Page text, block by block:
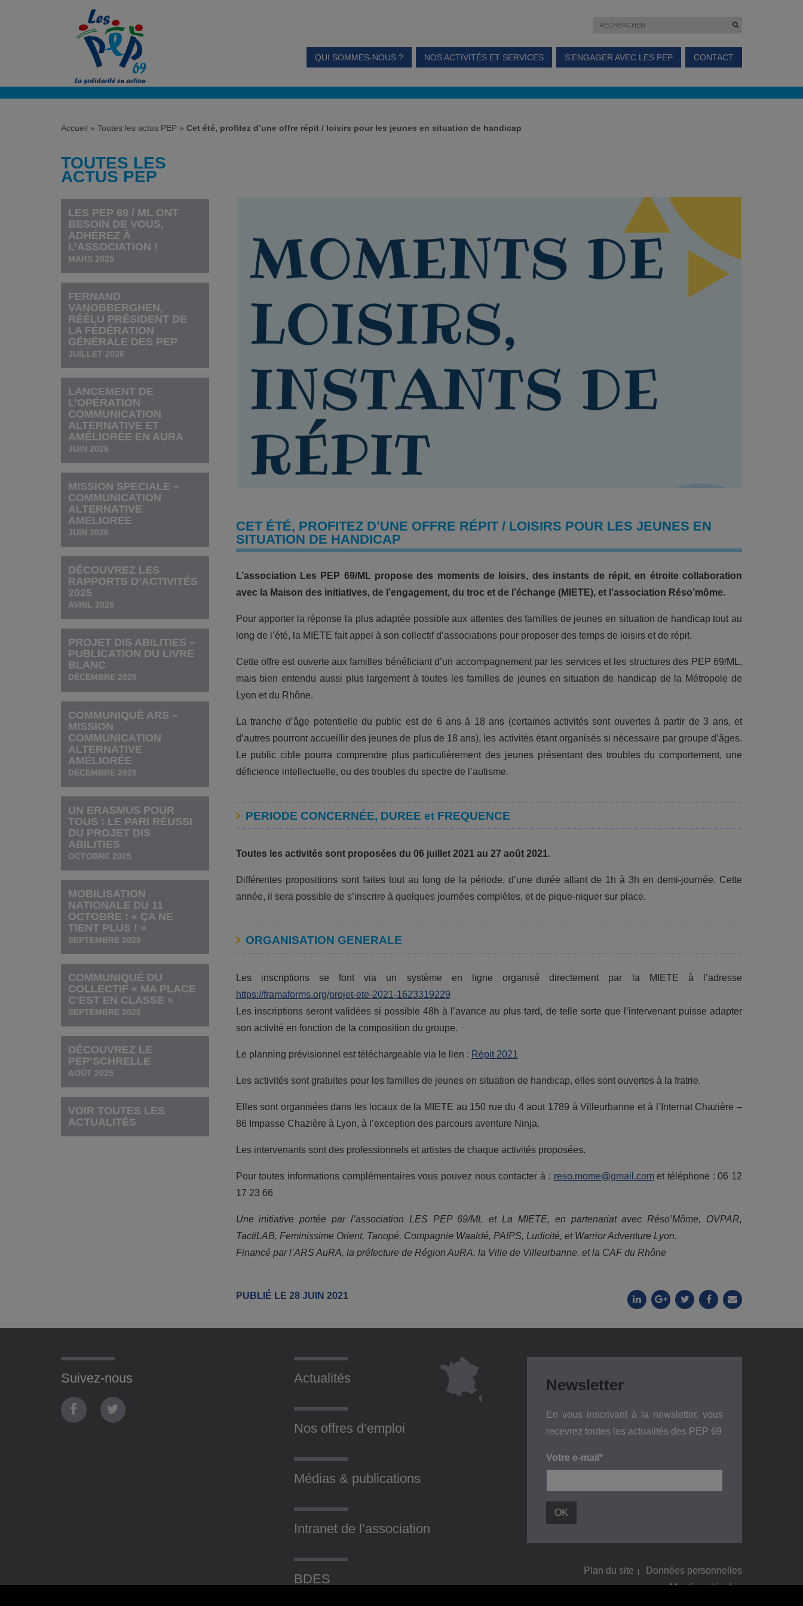
QUI SOMMES-NOUS ? NOS ACTIVITÉS ET SERVICES S’ENGAGER AVEC LES PEP CONTACT
Accueil » Toutes les actus PEP » Cet été, profitez d’une offre répit / loisirs pour les jeunes en situation de handicap
TOUTES LES
ACTUS PEP
LES PEP 69 / ML ONT
BESOIN DE VOUS,
ADHÉREZ À
L’ASSOCIATION !
MARS 2025
FERNAND
VANOBBERGHEN,
RÉÉLU PRÉSIDENT DE
LA FÉDÉRATION
GÉNÉRALE DES PEP
JUILLET 2026
LANCEMENT DE
L’OPÉRATION
COMMUNICATION
ALTERNATIVE ET
AMÉLIORÉE EN AURA
JUIN 2026
MISSION SPECIALE –
COMMUNICATION
ALTERNATIVE
AMELIOREE
JUIN 2026
DÉCOUVREZ LES
RAPPORTS D’ACTIVITÉS
2025
AVRIL 2026
PROJET DIS ABILITIES –
PUBLICATION DU LIVRE
BLANC
DÉCEMBRE 2025
COMMUNIQUÉ ARS –
MISSION
COMMUNICATION
ALTERNATIVE
AMÉLIORÉE
DÉCEMBRE 2025
UN ERASMUS POUR
TOUS : LE PARI RÉUSSI
DU PROJET DIS
ABILITIES
OCTOBRE 2025
MOBILISATION
NATIONALE DU 11
OCTOBRE : « ÇA NE
TIENT PLUS ! »
SEPTEMBRE 2025
COMMUNIQUÉ DU
COLLECTIF « MA PLACE
C’EST EN CLASSE »
SEPTEMBRE 2025
DÉCOUVREZ LE
PEP’SCHRELLE
AOÛT 2025
VOIR TOUTES LES
ACTUALITÉS
CET ÉTÉ, PROFITEZ D’UNE OFFRE RÉPIT / LOISIRS POUR LES JEUNES EN
SITUATION DE HANDICAP
L’association Les PEP 69/ML propose des moments de loisirs, des instants de répit, en étroite collaboration
avec la Maison des initiatives, de l’engagement, du troc et de l’échange (MIETE), et l’association Réso’môme.
Pour apporter la réponse la plus adaptée possible aux attentes des familles de jeunes en situation de handicap tout au
long de l’été, la MIETE fait appel à son collectif d’associations pour proposer des temps de loisirs et de répit.
Cette offre est ouverte aux familles bénéficiant d’un accompagnement par les services et les structures des PEP 69/ML,
mais bien entendu aussi plus largement à toutes les familles de jeunes en situation de handicap de la Métropole de
Lyon et du Rhône.
La tranche d’âge potentielle du public est de 6 ans à 18 ans (certaines activités sont ouvertes à partir de 3 ans, et
d’autres pourront accueillir des jeunes de plus de 18 ans), les activités étant organisés si nécessaire par groupe d’âges.
Le public cible pourra comprendre plus particulièrement des jeunes présentant des troubles du comportement, une
déficience intellectuelle, ou des troubles du spectre de l’autisme.
PERIODE CONCERNÉE, DUREE et FREQUENCE
Toutes les activités sont proposées du 06 juillet 2021 au 27 août 2021.
Différentes propositions sont faites tout au long de la période, d’une durée allant de 1h à 3h en demi-journée. Cette
année, il sera possible de s’inscrire à quelques journées complètes, et de pique-niquer sur place.
ORGANISATION GENERALE
Les inscriptions se font via un système en ligne organisé directement par la MIETE à l’adresse
https://framaforms.org/projet-ete-2021-1623319229
Les inscriptions seront validées si possible 48h à l’avance au plus tard, de telle sorte que l’intervenant puisse adapter
son activité en fonction de la composition du groupe.
Le planning prévisionnel est téléchargeable via le lien : Répit 2021
Les activités sont gratuites pour les familles de jeunes en situation de handicap, elles sont ouvertes à la fratrie.
Elles sont organisées dans les locaux de la MIETE au 150 rue du 4 aout 1789 à Villeurbanne et à l’Internat Chazière –
86 Impasse Chazière à Lyon, à l’exception des parcours aventure Ninja.
Les intervenants sont des professionnels et artistes de chaque activités proposées.
Pour toutes informations complémentaires vous pouvez nous contacter à : reso.mome@gmail.comet téléphone : 06 12
17 23 66
Une initiative portée par l’association LES PEP 69/ML et La MIETE, en partenariat avec Réso’Môme, OVPAR,
TactiLAB, Feminissime Orient, Tanopé, Compagnie Waaldé, PAIPS, Ludicité, et Warrior Adventure Lyon.
Financé par l’ARS AuRA, la préfecture de Région AuRA, la Ville de Villeurbanne, et la CAF du Rhône
PUBLIÉ LE 28 JUIN 2021
Suivez-nous Actualités
Nos offres d’emploi
Médias & publications
Intranet de l’association
BDES
Newsletter
En vous inscrivant à la newsletter, vous
recevrez toutes les actualités des PEP 69
Votre e-mail*
Plan du site
Données personnelles
Mentions légales